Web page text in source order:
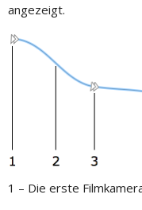
angezeigt.
1 – Die erste